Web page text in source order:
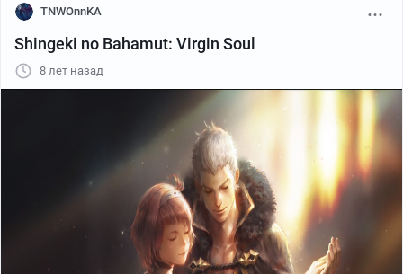
TNWOnnKA
Shingeki no Bahamut: Virgin Soul
8 лет назад